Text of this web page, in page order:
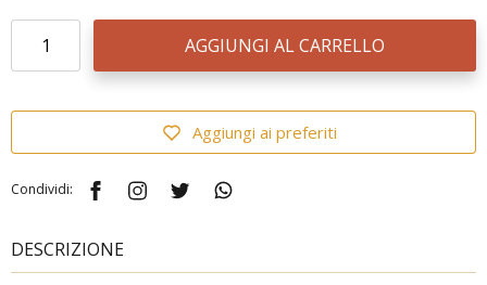
AGGIUNGI AL CARRELLO
Aggiungi ai preferiti
Condividi:
DESCRIZIONE